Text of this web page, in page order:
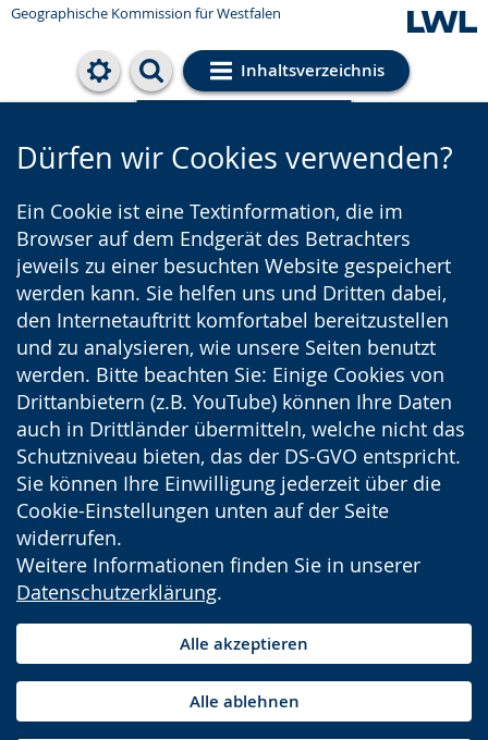
Geographische Kommission für Westfalen
Inhaltsverzeichnis
Cookie-Einstellungen
Dürfen wir Cookies verwenden?
Ein Cookie ist eine Textinformation, die im
Browser auf dem Endgerät des Betrachters
jeweils zu einer besuchten Website gespeichert
werden kann. Sie helfen uns und Dritten dabei,
den Internetauftritt komfortabel bereitzustellen
und zu analysieren, wie unsere Seiten benutzt
werden. Bitte beachten Sie: Einige Cookies von
Drittanbietern (z.B. YouTube) können Ihre Daten
auch in Drittländer übermitteln, welche nicht das
Schutzniveau bieten, das der DS-GVO entspricht.
Sie können Ihre Einwilligung jederzeit über die
Cookie-Einstellungen unten auf der Seite
widerrufen.
Weitere Informationen finden Sie in unserer
Datenschutzerklärung.
Alle akzeptieren
Alle ablehnen